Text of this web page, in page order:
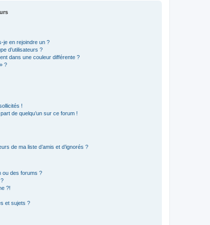
je en rejoindre un ?
d’utilisateurs ?
dans une couleur différente ?
?
!
de quelqu’un sur ce forum !
de ma liste d’amis et d’ignorés ?
ou des forums ?
?!
et sujets ?